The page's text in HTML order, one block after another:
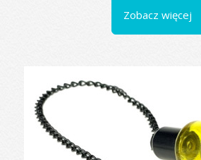
Zobacz więcej